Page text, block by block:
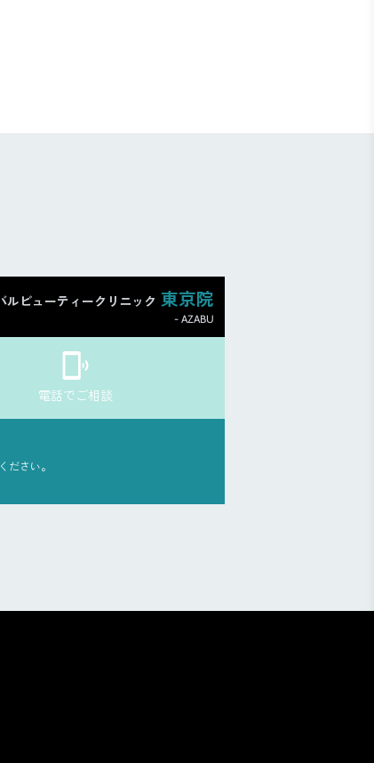
ルビューティークリニック 東京院
- AZABU
電話でご相談
ださい。